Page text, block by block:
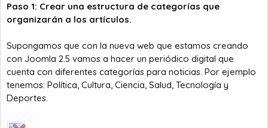
Paso 1: Crear una estructura de categorías que
organizarán a los artículos.
Supongamos que con la nueva web que estamos creando
con Joomla 2.5 vamos a hacer un periódico digital que
cuenta con diferentes categorías para noticias. Por ejemplo
tenemos: Política, Cultura, Ciencia, Salud, Tecnología y
Deportes.